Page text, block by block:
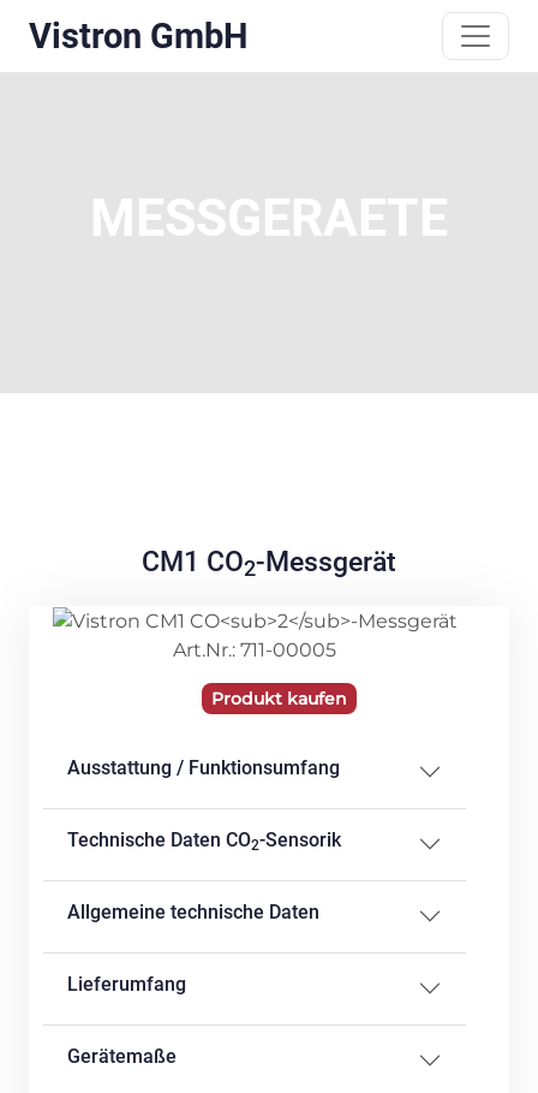
Vistron GmbH
MESSGERAETE
CM1 CO2-Messgerät
Art.Nr.: 711-00005
Produkt kaufen
Ausstattung / Funktionsumfang
Technische Daten CO2-Sensorik
Allgemeine technische Daten
Lieferumfang
Gerätemaße